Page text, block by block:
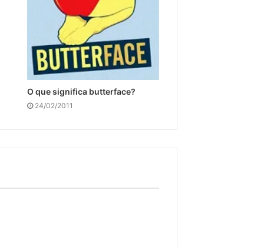
O que significa butterface?
24/02/2011